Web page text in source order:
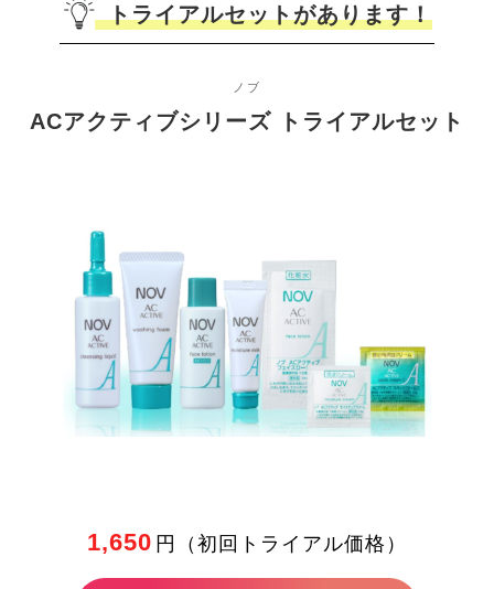
トライアルセットがあります！
ノブ
ACアクティブシリーズ トライアルセット
1,650 円（初回トライアル価格）